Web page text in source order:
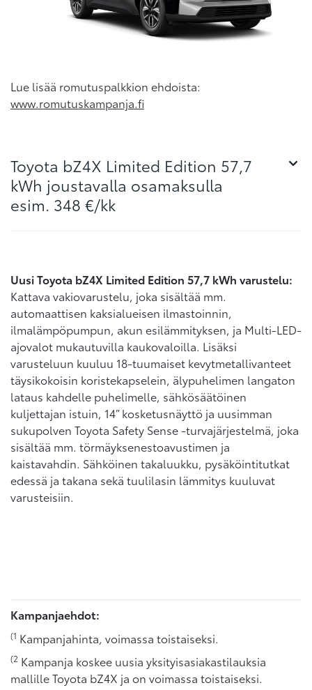
Lue lisää romutuspalkkion ehdoista:
www.romutuskampanja.fi
Toyota bZ4X Limited Edition 57,7
kWh joustavalla osamaksulla
esim. 348 €/kk
Uusi Toyota bZ4X Limited Edition 57,7 kWh varustelu:
Kattava vakiovarustelu, joka sisältää mm.
automaattisen kaksialueisen ilmastoinnin,
ilmalämpöpumpun, akun esilämmityksen, ja Multi-LED-
ajovalot mukautuvilla kaukovaloilla. Lisäksi
varusteluun kuuluu 18-tuumaiset kevytmetallivanteet
täysikokoisin koristekapselein, älypuhelimen langaton
lataus kahdelle puhelimelle, sähkösäätöinen
kuljettajan istuin, 14” kosketusnäyttö ja uusimman
sukupolven Toyota Safety Sense -turvajärjestelmä, joka
sisältää mm. törmäyksenestoavustimen ja
kaistavahdin. Sähköinen takaluukku, pysäköintitutkat
edessä ja takana sekä tuulilasin lämmitys kuuluvat
varusteisiin.
Kampanjaehdot:
(1 Kampanjahinta, voimassa toistaiseksi.
(2 Kampanja koskee uusia yksityisasiakastilauksia
mallille Toyota bZ4X ja on voimassa toistaiseksi.